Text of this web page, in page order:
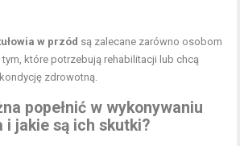
w przód są zalecane zarówno osobom
które potrzebują rehabilitacji lub chcą
zdrowotną.
popełnić w wykonywaniu
i jakie są ich skutki?